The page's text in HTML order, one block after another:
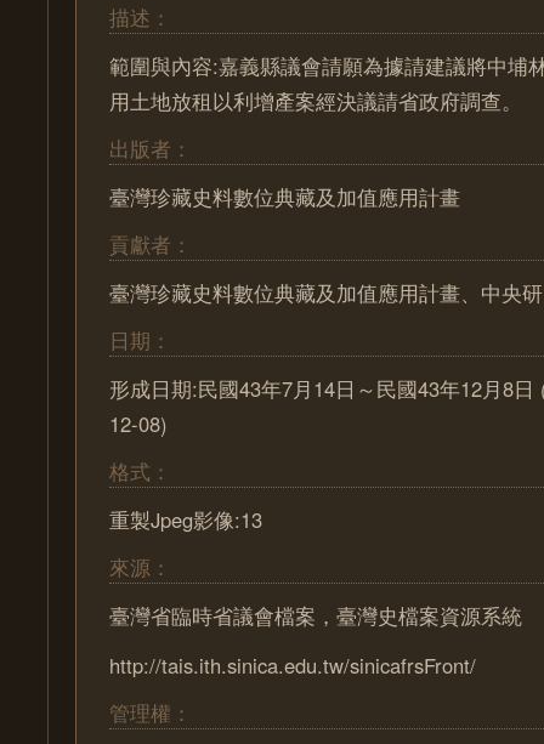
描述：
範圍與內容:嘉義縣議會請願為據請建議將中埔
用土地放租以利增產案經決議請省政府調查。
出版者：
臺灣珍藏史料數位典藏及加值應用計畫
貢獻者：
臺灣珍藏史料數位典藏及加值應用計畫、中央
日期：
形成日期:民國43年7月14日～民國43年12月8日
12-08)
格式：
重製Jpeg影像:13
來源：
臺灣省臨時省議會檔案，臺灣史檔案資源系統
http://tais.ith.sinica.edu.tw/sinicafrsFront/
管理權：